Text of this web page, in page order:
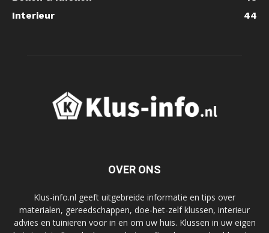
Interieur
44
OVER ONS
Klus-info.nl geeft uitgebreide informatie en tips over
materialen, gereedschappen, doe-het-zelf klussen, interieur
advies en tuinieren voor in en om uw huis. Klussen in uw eigen